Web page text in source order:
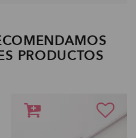
PRODUCTOS